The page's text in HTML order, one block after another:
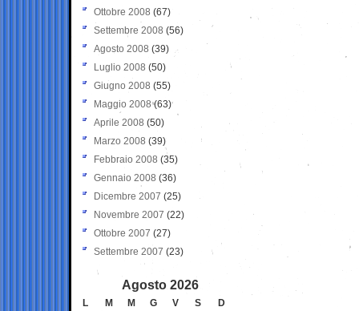
Ottobre 2008 (67)
Settembre 2008 (56)
Agosto 2008 (39)
Luglio 2008 (50)
Giugno 2008 (55)
Maggio 2008(63)
Aprile 2008 (50)
Marzo 2008 (39)
Febbraio 2008 (35)
Gennaio 2008 (36)
Dicembre 2007 (25)
Novembre 2007 (22)
Ottobre 2007 (27)
Settembre 2007 (23)
Agosto 2026
L M M G V S
D